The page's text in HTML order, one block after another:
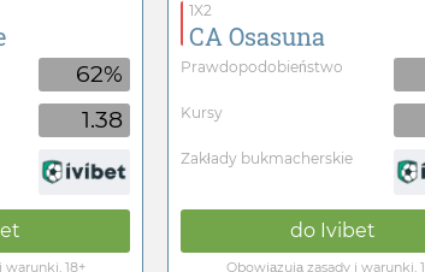
62%
1.38
warunki, 18+
1X2
CA Osasuna
Prawdopodobieństwo
Kursy
Zakłady bukmacherskie
do Ivibet
Obowiązują zasady i warunki,